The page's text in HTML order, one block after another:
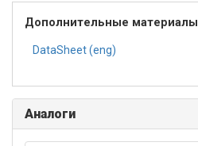
Дополнительные материалы
DataSheet (eng)
Аналоги